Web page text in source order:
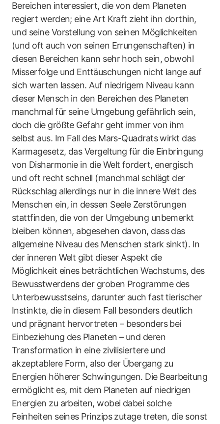
Bereichen interessiert, die von dem Planeten
regiert werden; eine Art Kraft zieht ihn dorthin,
und seine Vorstellung von seinen Möglichkeiten
(und oft auch von seinen Errungenschaften) in
diesen Bereichen kann sehr hoch sein, obwohl
Misserfolge und Enttäuschungen nicht lange auf
sich warten lassen. Auf niedrigem Niveau kann
dieser Mensch in den Bereichen des Planeten
manchmal für seine Umgebung gefährlich sein,
doch die größte Gefahr geht immer von ihm
selbst aus. Im Fall des Mars-Quadrats wirkt das
Karmagesetz, das Vergeltung für die Einbringung
von Disharmonie in die Welt fordert, energisch
und oft recht schnell (manchmal schlägt der
Rückschlag allerdings nur in die innere Welt des
Menschen ein, in dessen Seele Zerstörungen
stattfinden, die von der Umgebung unbemerkt
bleiben können, abgesehen davon, dass das
allgemeine Niveau des Menschen stark sinkt). In
der inneren Welt gibt dieser Aspekt die
Möglichkeit eines beträchtlichen Wachstums, des
Bewusstwerdens der groben Programme des
Unterbewusstseins, darunter auch fast tierischer
Instinkte, die in diesem Fall besonders deutlich
und prägnant hervortreten – besonders bei
Einbeziehung des Planeten – und deren
Transformation in eine zivilisiertere und
akzeptablere Form, also der Übergang zu
Energien höherer Schwingungen. Die Bearbeitung
ermöglicht es, mit dem Planeten auf niedrigen
Energien zu arbeiten, wobei dabei solche
Feinheiten seines Prinzips zutage treten, die sonst